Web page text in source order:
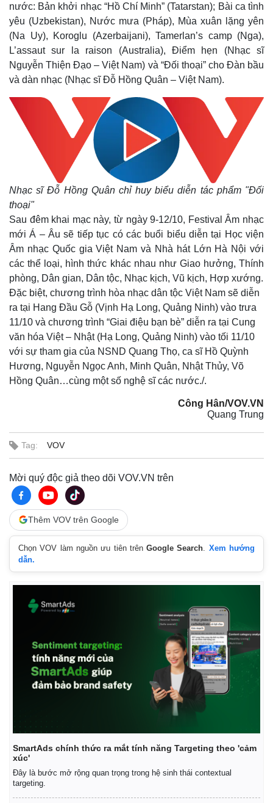
Vụ án
Tin nóng
Tư vấn luật
Quân sự - Quốc phòng
Vũ khí
Việt Nam
Phân tích
Thể thao
Bóng đá
Thế giới thể thao
eSports
Hậu trường
Ô tô
Xe máy
Tư vấn
nước: Bản khởi nhạc “Hồ Chí Minh” (Tatarstan); Bài ca tình
yêu (Uzbekistan), Nước mưa (Pháp), Mùa xuân lặng yên
(Na Uy), Koroglu (Azerbaijani), Tamerlan’s camp (Nga),
L’assaut sur la raison (Australia), Điểm hẹn (Nhạc sĩ
Nguyễn Thiện Đạo – Việt Nam) và “Đối thoại” cho Đàn bầu
và dàn nhạc (Nhạc sĩ Đỗ Hồng Quân – Việt Nam).
Nhạc sĩ Đỗ Hồng Quân chỉ huy biểu diễn tác phẩm "Đối
thoại"
Sau đêm khai mạc này, từ ngày 9-12/10, Festival Âm nhạc
mới Á – Âu sẽ tiếp tục có các buổi biểu diễn tại Học viện
Âm nhạc Quốc gia Việt Nam và Nhà hát Lớn Hà Nội với
các thể loại, hình thức khác nhau như Giao hưởng, Thính
phòng, Dân gian, Dân tộc, Nhạc kịch, Vũ kịch, Hợp xướng.
Đặc biệt, chương trình hòa nhạc dân tộc Việt Nam sẽ diễn
ra tại Hang Đầu Gỗ (Vịnh Hạ Long, Quảng Ninh) vào trưa
11/10 và chương trình “Giai điệu bạn bè” diễn ra tại Cung
văn hóa Việt – Nhật (Hạ Long, Quảng Ninh) vào tối 11/10
với sự tham gia của NSND Quang Thọ, ca sĩ Hồ Quỳnh
Hương, Nguyễn Ngọc Anh, Minh Quân, Nhật Thủy, Võ
Hồng Quân…cùng một số nghệ sĩ các nước./.
Công Hân/VOV.VN
Quang Trung
Tag: VOV
Mời quý độc giả theo dõi VOV.VN trên
Thêm VOV trên Google
Chọn VOV làm nguồn ưu tiên trênGoogle Search
Xem hướng
dẫn.
SmartAds chính thức ra mắt tính năng Targeting theo 'cảm
xúc'
Đây là bước mở rộng quan trọng trong hệ sinh thái contextual
targeting.